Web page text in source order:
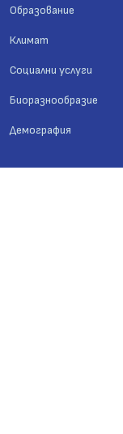
Образование
Климат
Социални услуги
Биоразнообразие
Демография